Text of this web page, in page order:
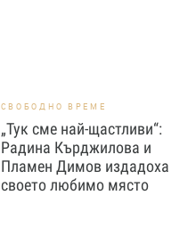
СВОБОДНО ВРЕМЕ
„Тук сме най-щастливи“:
Радина Кърджилова и
Пламен Димов издадоха
своето любимо място